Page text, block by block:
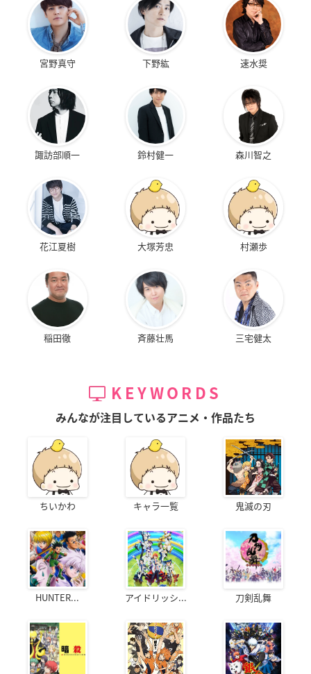
宮野真守 下野紘 速水奨
諏訪部順一 鈴村健一 森川智之
花江夏樹 大塚芳忠 村瀬歩
稲田徹 斉藤壮馬 三宅健太
KEYWORDS
みんなが注目しているアニメ・作品たち
ちいかわ キャラ一覧 鬼滅の刃
HUNTER... アイドリッシ... 刀剣乱舞